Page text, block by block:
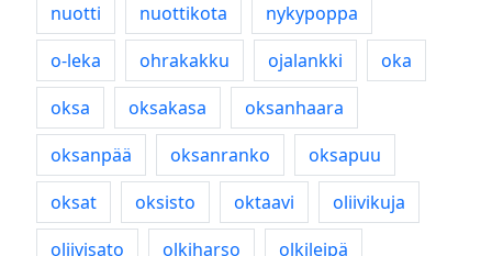
nuotti
nuottikota
nykypoppa
o-leka
ohrakakku ojalankki
oka
oksa
oksakasa
oksanhaara
oksanpää
oksanranko
oksapuu
oksat
oksisto oktaavi
oliivikuja
oliivisato
olkiharso
olkileipä